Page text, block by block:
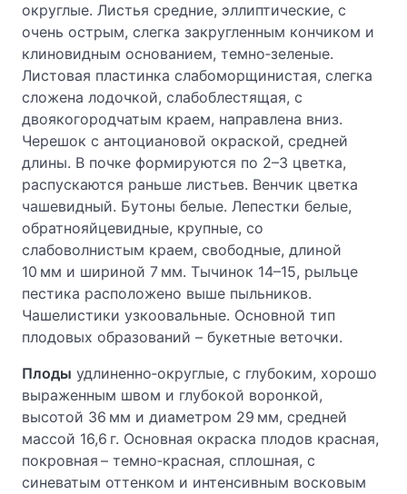
округлые. Листья средние, эллиптические, с
очень острым, слегка закругленным кончиком и
клиновидным основанием, темно‑зеленые.
Листовая пластинка слабоморщинистая, слегка
сложена лодочкой, слабоблестящая, с
двоякогородчатым краем, направлена вниз.
Черешок с антоциановой окраской, средней
длины. В почке формируются по 2–3 цветка,
распускаются раньше листьев. Венчик цветка
чашевидный. Бутоны белые. Лепестки белые,
обратнояйцевидные, крупные, со
слабоволнистым краем, свободные, длиной
10 мм и шириной 7 мм. Тычинок 14–15, рыльце
пестика расположено выше пыльников.
Чашелистики узкоовальные. Основной тип
плодовых образований – букетные веточки.
Плоды удлиненно‑округлые, с глубоким, хорошо
выраженным швом и глубокой воронкой,
высотой 36 мм и диаметром 29 мм, средней
массой 16,6 г. Основная окраска плодов красная,
покровная – темно‑красная, сплошная, с
синеватым оттенком и интенсивным восковым